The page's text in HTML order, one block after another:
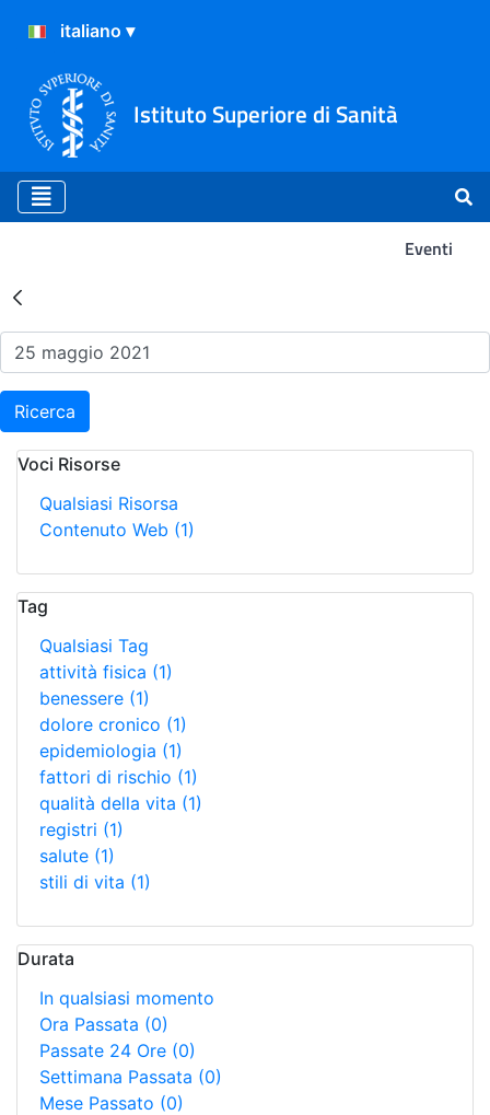
Istituto Superiore di Sanità
Eventi
Risultati della Ricerca -
Ricerca
Voci Risorse
Qualsiasi Risorsa
Contenuto Web (1)
Tag
Qualsiasi Tag
attività fisica (1)
benessere (1)
dolore cronico (1)
epidemiologia (1)
fattori di rischio (1)
qualità della vita (1)
registri (1)
salute (1)
stili di vita (1)
Durata
In qualsiasi momento
Ora Passata (0)
Passate 24 Ore (0)
Settimana Passata (0)
Mese Passato (0)